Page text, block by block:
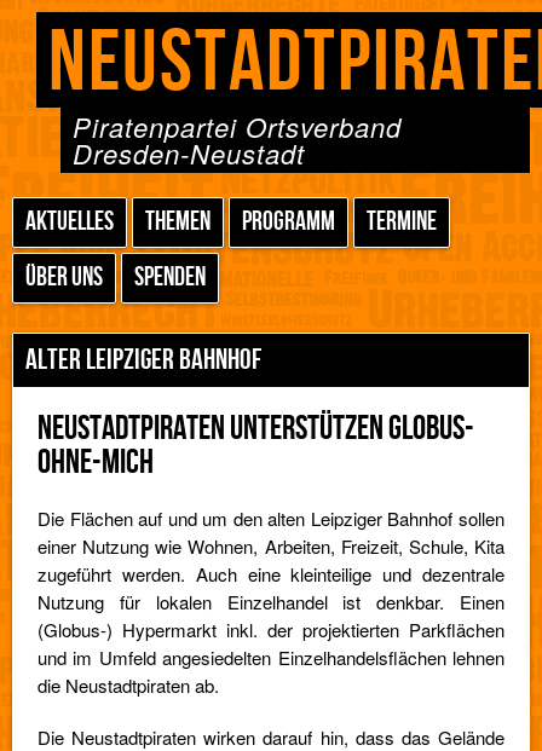
Piratenpartei Ortsverband
Dresden-Neustadt
AKTUELLES THEMEN PROGRAMM
TERMINE
ÜBER UNS
SPENDEN
ALTER LEIPZIGER BAHNHOF
NEUSTADTPIRATEN UNTERSTÜTZEN GLOBUS-
OHNE-MICH
Die Flächen auf und um den alten Leipziger Bahnhof sollen
einer Nutzung wie Wohnen, Arbeiten, Freizeit, Schule, Kita
zugeführt werden. Auch eine kleinteilige und dezentrale
Nutzung für lokalen Einzelhandel ist denkbar. Einen
(Globus-) Hypermarkt inkl. der projektierten Parkflächen
und im Umfeld angesiedelten Einzelhandelsflächen lehnen
die Neustadtpiraten ab.
Die Neustadtpiraten wirken darauf hin, dass das Gelände